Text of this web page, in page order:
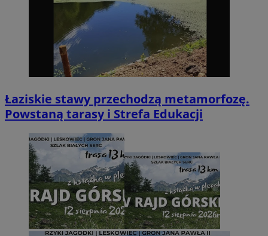
Łaziskie stawy przechodzą metamorfozę.
Powstaną tarasy i Strefa Edukacji